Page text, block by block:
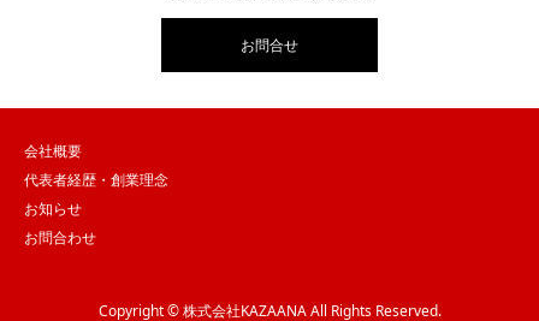
お問合せ
会社概要
代表者経歴・創業理念
お知らせ
お問合わせ
Copyright © 株式会社KAZAANA All Rights Reserved.